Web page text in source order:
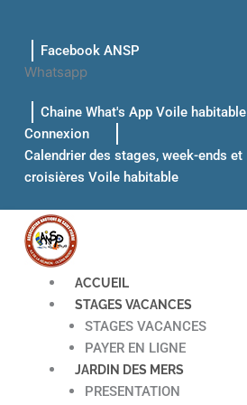
contenuFacebook ANSP
Whatsapp
Chaine What's App Voile habitable
Connexion
Calendrier des stages, week-ends et
croisières Voile habitable
ACCUEIL
STAGES VACANCES
STAGES VACANCES
PAYER EN LIGNE
JARDIN DES MERS
PRESENTATION